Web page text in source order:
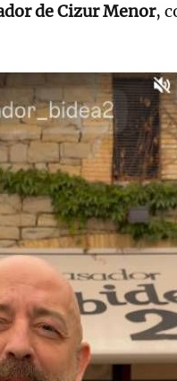
de Cizur Menor,